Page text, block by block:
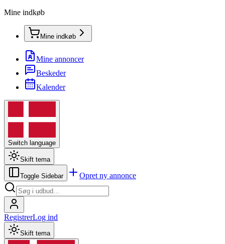
Mine indkøb
Mine indkøb
Mine annoncer
Beskeder
Kalender
Switch language
Skift tema
Toggle Sidebar Opret ny annonce
RegistrerLog ind
Skift tema